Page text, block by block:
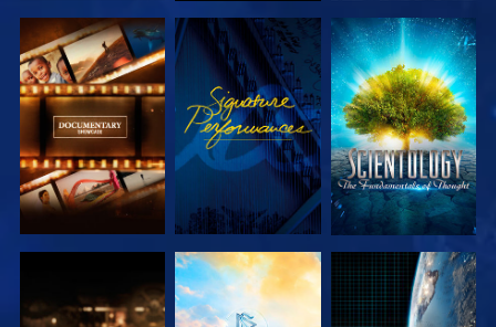
UTFORSKA
SERIEN
TITTA
UTFORSKA
SERIEN
UTFORSKA
UTFORSKA
TITTA